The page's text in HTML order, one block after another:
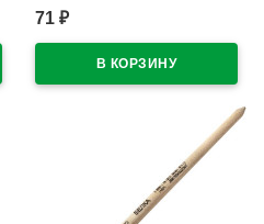
В наличии
71 ₽